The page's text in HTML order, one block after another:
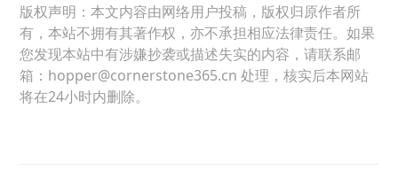
版权声明：本文内容由网络用户投稿，版权归原作者所
有，本站不拥有其著作权，亦不承担相应法律责任。如果
您发现本站中有涉嫌抄袭或描述失实的内容，请联系邮
箱：hopper@cornerstone365.cn 处理，核实后本网站
将在24小时内删除。